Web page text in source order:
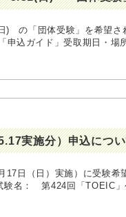
の「団体受験」を希望さ
「申込ガイド」受取期
実施分）申込につ
日（日）実施）に受験希
回「TOEIC」公開